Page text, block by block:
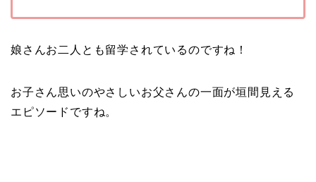
娘さんお二人とも留学されているのですね！
お子さん思いのやさしいお父さんの一面が垣間見える
エピソードですね。